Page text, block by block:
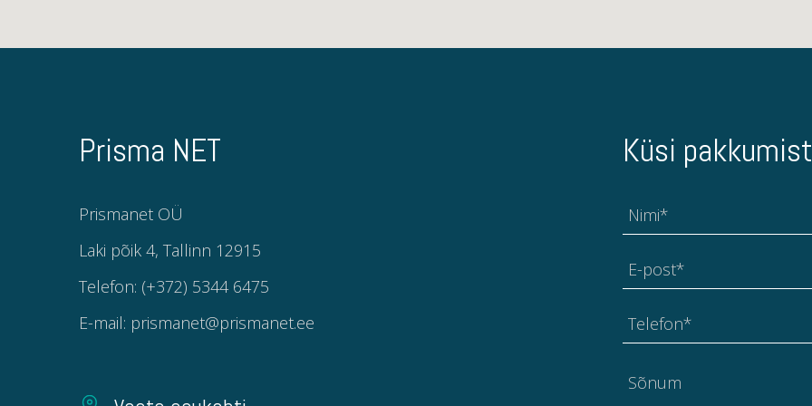
Prisma NET
Prismanet OÜ
Laki põik 4, Tallinn 12915
Telefon: (+372) 5344 6475
E-mail: prismanet@prismanet.ee
Küsi